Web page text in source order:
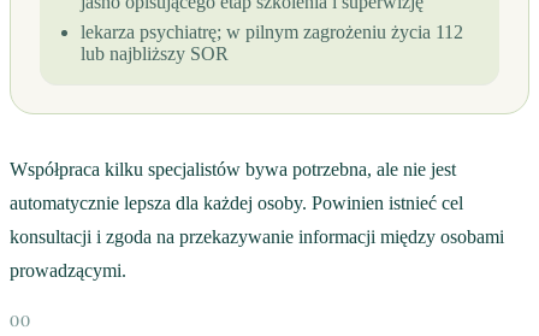
lekarza psychiatrę; w pilnym zagrożeniu życia 112
lub najbliższy SOR
Współpraca kilku specjalistów bywa potrzebna, ale nie jest
automatycznie lepsza dla każdej osoby. Powinien istnieć cel
konsultacji i zgoda na przekazywanie informacji między osobami
prowadzącymi.